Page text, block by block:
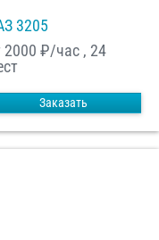
3205
2000 ₽/час , 24
Заказать